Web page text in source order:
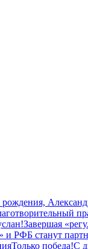
Завершая
и РФБ станут
Только победа!С